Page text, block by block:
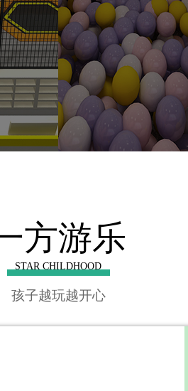
方游乐
STAR CHILDHOOD
孩子越玩越开心